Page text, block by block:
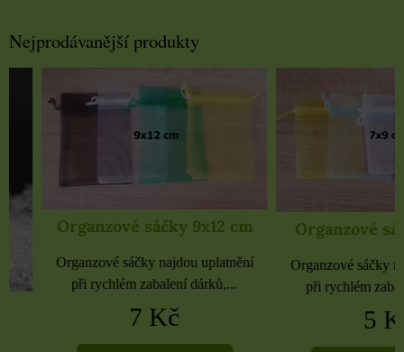
Nejprodávanější produkty
Organzové sáčky 9x12 cm
Organzové sáčky najdou uplatnění
při rychlém zabalení dárků,...
7 Kč
Organzové sáčky
Organzové sáčky
při rychlém zabalení
5 Kč